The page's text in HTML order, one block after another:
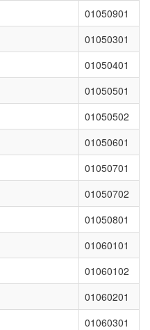
01050901
01050301
01050401
01050501
01050502
01050601
01050701
01050702
01050801
01060101
01060102
01060201
01060301